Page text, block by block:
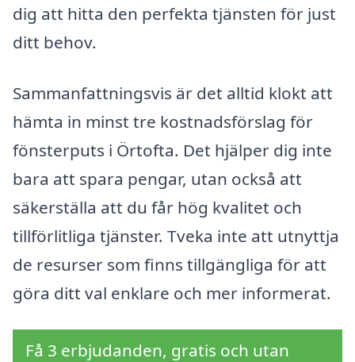
dig att hitta den perfekta tjänsten för just
ditt behov.
Sammanfattningsvis är det alltid klokt att
hämta in minst tre kostnadsförslag för
fönsterputs i Örtofta. Det hjälper dig inte
bara att spara pengar, utan också att
säkerställa att du får hög kvalitet och
tillförlitliga tjänster. Tveka inte att utnyttja
de resurser som finns tillgängliga för att
göra ditt val enklare och mer informerat.
Få 3 erbjudanden, gratis och utan